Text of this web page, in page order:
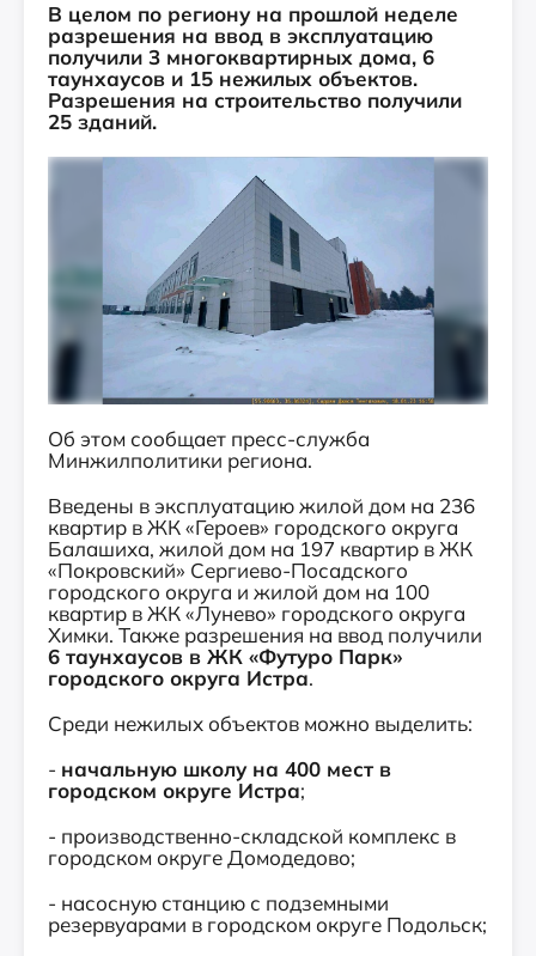
В целом по региону на прошлой неделе
разрешения на ввод в эксплуатацию
получили 3 многоквартирных дома, 6
таунхаусов и 15 нежилых объектов.
Разрешения на строительство получили
25 зданий.
Об этом сообщает пресс-служба
Минжилполитики региона.
Введены в эксплуатацию жилой дом на 236
квартир в ЖК «Героев» городского округа
Балашиха, жилой дом на 197 квартир в ЖК
«Покровский» Сергиево-Посадского
городского округа и жилой дом на 100
квартир в ЖК «Лунево» городского округа
Химки. Также разрешения на ввод получили
6 таунхаусов в ЖК «Футуро Парк»
городского округа Истра.
Среди нежилых объектов можно выделить:
- начальную школу на 400 мест в
городском округе Истра;
- производственно-складской комплекс в
городском округе Домодедово;
- насосную станцию с подземными
резервуарами в городском округе Подольск;